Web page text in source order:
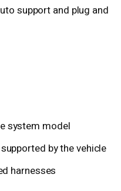
support and plug and
system model
by the vehicle
harnesses